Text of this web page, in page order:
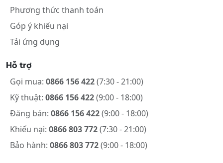
Phương thức thanh toán
Góp ý khiếu nại
Tải ứng dụng
Hỗ trợ
Gọi mua: 0866 156 422(7:30 - 21:00)
Kỹ thuật: 0866 156 422(9:00 - 18:00)
Đăng bán: 0866 156 422(9:00 - 18:00)
Khiếu nại: 0866 803 772(7:30 - 21:00)
Bảo hành: 0866 803 772(9:00 - 18:00)